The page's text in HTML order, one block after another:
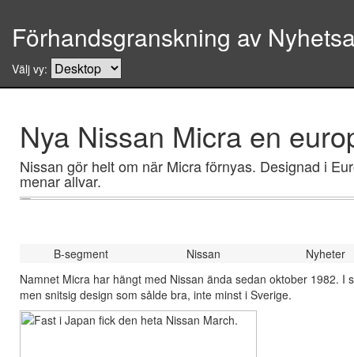
Förhandsgranskning av
Välj vy:
Nya Nissan Micra en
Nissan gör helt om när Micra förnyas. Designad i
menar allvar.
B-segment Nissan
Nyheter
Namnet Micra har hängt med Nissan ända sedan oktober 1982.
men snitsig design som sålde bra, inte minst i Sverige.